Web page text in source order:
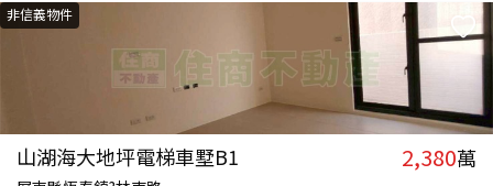
非信義物件
山湖海大地坪電梯車墅B1 2,380萬